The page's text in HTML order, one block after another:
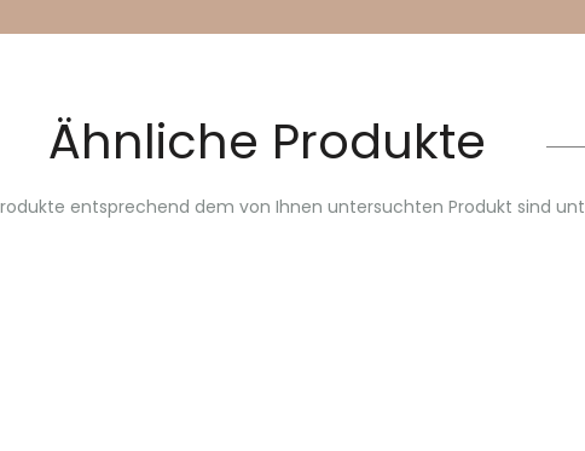
Ähnliche Produkte
entsprechend dem von Ihnen untersuchten Produkt sind